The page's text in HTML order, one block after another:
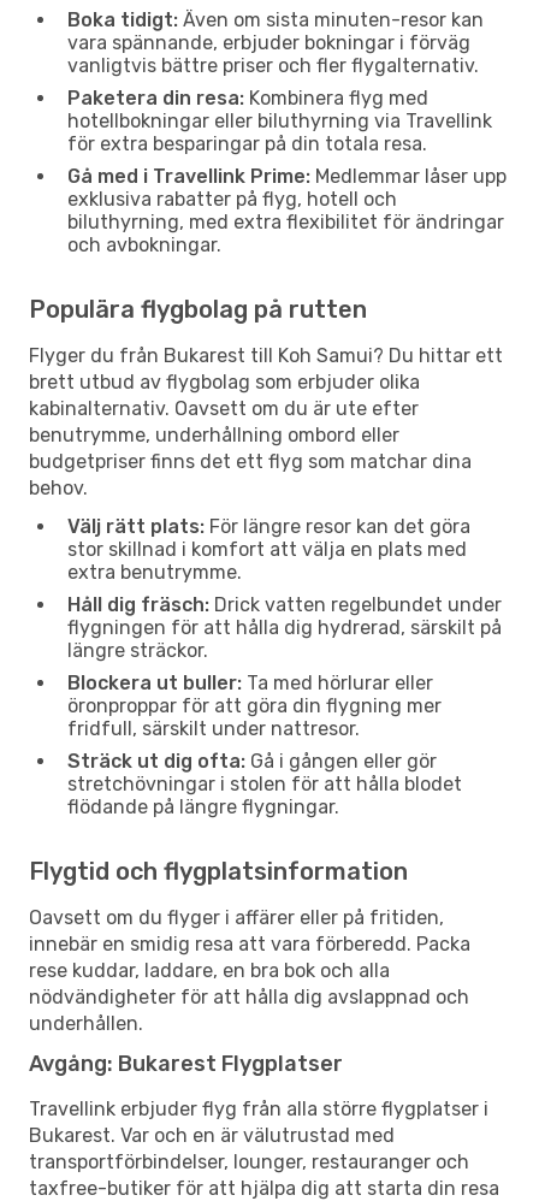
Boka tidigt: Även om sista minuten-resor kan
vara spännande, erbjuder bokningar i förväg
vanligtvis bättre priser och fler flygalternativ.
Paketera din resa: Kombinera flyg med
hotellbokningar eller biluthyrning via Travellink
för extra besparingar på din totala resa.
Gå med i Travellink Prime: Medlemmar låser upp
exklusiva rabatter på flyg, hotell och
biluthyrning, med extra flexibilitet för ändringar
och avbokningar.
Populära flygbolag på rutten
Flyger du från Bukarest till Koh Samui? Du hittar ett
brett utbud av flygbolag som erbjuder olika
kabinalternativ. Oavsett om du är ute efter
benutrymme, underhållning ombord eller
budgetpriser finns det ett flyg som matchar dina
behov.
Välj rätt plats: För längre resor kan det göra
stor skillnad i komfort att välja en plats med
extra benutrymme.
Håll dig fräsch: Drick vatten regelbundet under
flygningen för att hålla dig hydrerad, särskilt på
längre sträckor.
Blockera ut buller: Ta med hörlurar eller
öronproppar för att göra din flygning mer
fridfull, särskilt under nattresor.
Sträck ut dig ofta: Gå i gången eller gör
stretchövningar i stolen för att hålla blodet
flödande på längre flygningar.
Flygtid och flygplatsinformation
Oavsett om du flyger i affärer eller på fritiden,
innebär en smidig resa att vara förberedd. Packa
rese kuddar, laddare, en bra bok och alla
nödvändigheter för att hålla dig avslappnad och
underhållen.
Avgång: Bukarest Flygplatser
Travellink erbjuder flyg från alla större flygplatser i
Bukarest. Var och en är välutrustad med
transportförbindelser, lounger, restauranger och
taxfree-butiker för att hjälpa dig att starta din resa